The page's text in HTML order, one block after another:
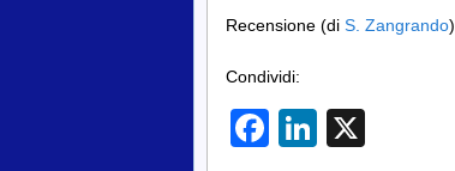
Recensione (di S. Zangrando)
Condividi:
Facebook
LinkedIn